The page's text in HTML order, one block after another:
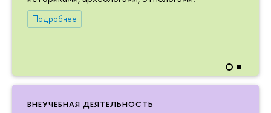
Подробнее
ВНЕУЧЕБНАЯ ДЕЯТЕЛЬНОСТЬ